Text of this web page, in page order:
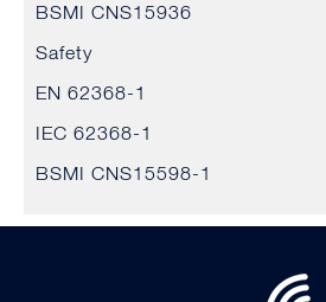
BSMI CNS15936
Safety
EN 62368-1
IEC 62368-1
BSMI CNS15598-1